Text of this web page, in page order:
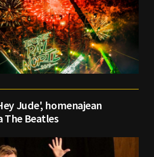
Jude', homenajean
The Beatles